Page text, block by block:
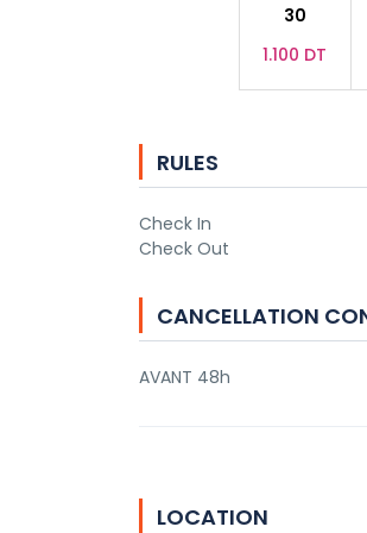
30
1.100 DT
RULES
Check In
Check Out
CANCELLATION
AVANT 48h
LOCATION